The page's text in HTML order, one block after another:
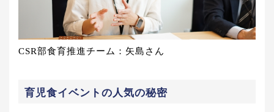
CSR部食育推進チーム：矢島さん
育児食イベントの人気の秘密